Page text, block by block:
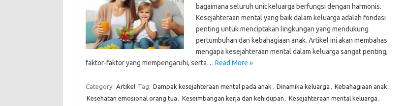
bagaimana seluruh unit keluarga berfungsi dengan harmonis.
Kesejahteraan mental yang baik dalam keluarga adalah fondasi
penting untuk menciptakan lingkungan yang mendukung
pertumbuhan dan kebahagiaan anak. Artikel ini akan membahas
mengapa kesejahteraan mental dalam keluarga sangat penting,
faktor-faktor yang mempengaruhi, serta… Read More »
Category: Artikel Tag: Dampak kesejahteraan mental pada anak , Dinamika keluarga , Kebahagiaan anak ,
Kesehatan emosional orang tua , Keseimbangan kerja dan kehidupan , Kesejahteraan mental keluarga ,